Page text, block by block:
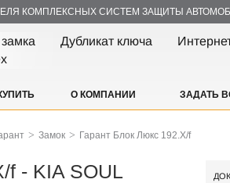
КОМПЛЕКСНЫХ СИСТЕМ ЗАЩИТЫ
Дубликат ключа
О КОМПАНИИ ЗАДАТЬ
> Замок > Гарант Блок Люкс 192.X/f
f - KIA SOUL